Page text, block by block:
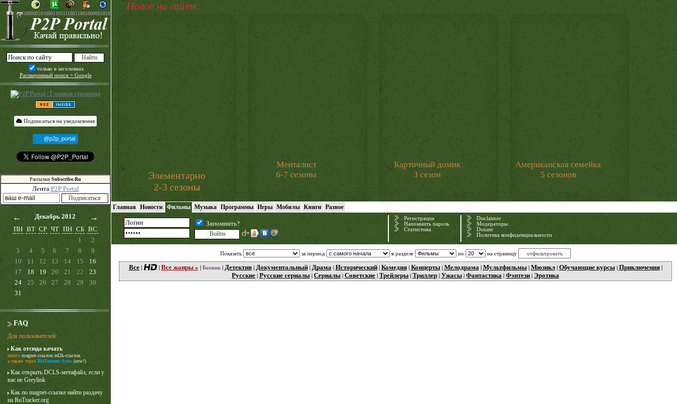
только в заголовках
Расширенный поиск + Google
Подписаться на уведомления
@p2p_portal
Рассылки Subscribe.Ru
Лента P2P Portal
← Декабрь 2012 →
ПН ВТ СР ЧТ ПН СБ ВС
1
2
3
4 5 6 7 8
9
10
11 12 13 14 15
16
17
18 19 20 21 22
23
24
25 26 27 28 29
30
31
FAQ
Для пользователей:
Как отсюда качать
много magnet-ссылок ed2k-ссылок
а также через BitTorrent Sync (new!)
Как открыть DCLS-метафайл, если у
вас не Greylink
Как по magnet-ссылке найти раздачу
на RuTracker.org
Новое на сайте:
Элементарно
2-3 сезоны
Менталист
6-7 сезоны
Карточный домик
3 сезон
Американская семейка
5 сезонов
Главная Новости Фильмы Музыка Программы Игры Мобилы Книги Разное
Запомнить?
Регистрация
Напомнить пароль
Статистика
Disclaimer
Модераторы
Donate
Политика конфиденциальности
Показать за период в разделе по на страницу
Все| | Все жанры » Боевик| Детектив| Документальный| Драма Исторический| Комедия| Концерты| Мелодрама Мультфильмы| Мюзикл| Обучающие курсы| Приключения|
Русские Русские сериалы Сериалы Советские Трейлеры Триллер Ужасы Фантастика Фэнтези Эротика